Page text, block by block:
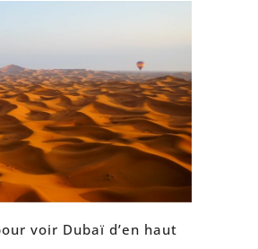
voir Dubaï d’en haut